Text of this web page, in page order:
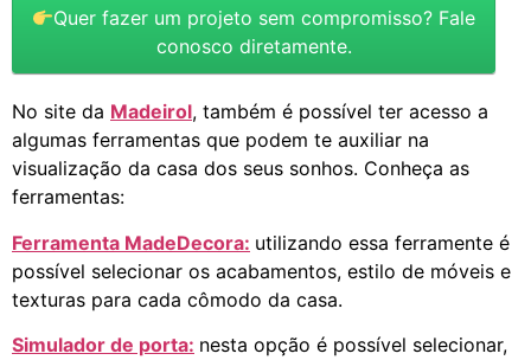
Quer fazer um projeto sem compromisso? Fale
conosco diretamente.
No site da Madeirol, também é possível ter acesso a
algumas ferramentas que podem te auxiliar na
visualização da casa dos seus sonhos. Conheça as
ferramentas:
Ferramenta MadeDecora: utilizando essa ferramente é
possível selecionar os acabamentos, estilo de móveis e
texturas para cada cômodo da casa.
Simulador de porta: nesta opção é possível selecionar,